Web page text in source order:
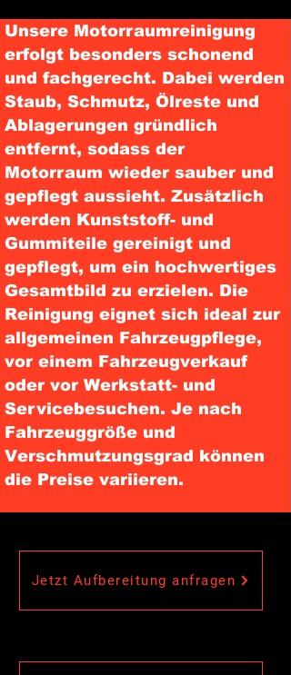
Unsere Motorraumreinigung
erfolgt besonders schonend
und fachgerecht. Dabei werden
Staub, Schmutz, Ölreste und
Ablagerungen gründlich
entfernt, sodass der
Motorraum wieder sauber und
gepflegt aussieht. Zusätzlich
werden Kunststoff- und
Gummiteile gereinigt und
gepflegt, um ein hochwertiges
Gesamtbild zu erzielen. Die
Reinigung eignet sich ideal zur
allgemeinen Fahrzeugpflege,
vor einem Fahrzeugverkauf
oder vor Werkstatt- und
Servicebesuchen. Je nach
Fahrzeuggröße und
Verschmutzungsgrad können
die Preise variieren.
Jetzt Aufbereitung anfragen